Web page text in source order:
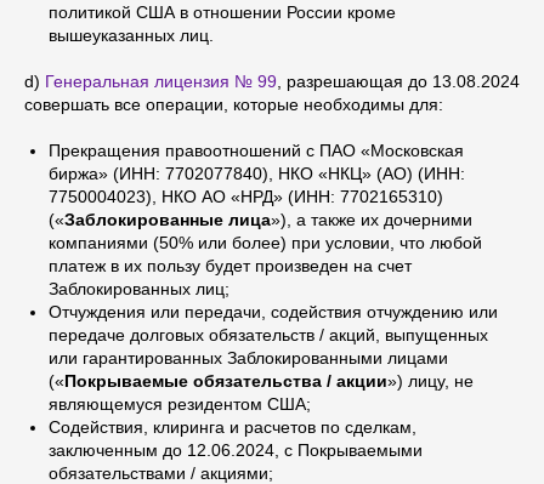
политикой США в отношении России кроме
вышеуказанных лиц.
d) Генеральная лицензия № 99 , разрешающая до 13.08.2024
совершать все операции, которые необходимы для:
Прекращения правоотношений с ПАО «Московская
биржа» (ИНН: 7702077840), НКО «НКЦ» (АО) (ИНН:
7750004023), НКО АО «НРД» (ИНН: 7702165310)
(«Заблокированные лица»), а также их дочерними
компаниями (50% или более) при условии, что любой
платеж в их пользу будет произведен на счет
Заблокированных лиц;
Отчуждения или передачи, содействия отчуждению или
передаче долговых обязательств / акций, выпущенных
или гарантированных Заблокированными лицами
(«Покрываемые обязательства / акции») лицу, не
являющемуся резидентом США;
Содействия, клиринга и расчетов по сделкам,
заключенным до 12.06.2024, с Покрываемыми
обязательствами / акциями;